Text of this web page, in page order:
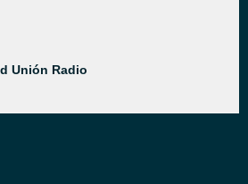
Unión Radio